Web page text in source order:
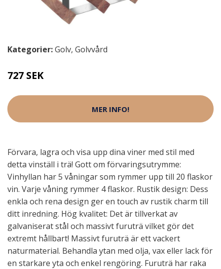
Kategorier:Golv, Golvvård
727 SEK
MER INFO!
Förvara, lagra och visa upp dina viner med stil med
detta vinställ i trä! Gott om förvaringsutrymme:
Vinhyllan har 5 våningar som rymmer upp till 20 flaskor
vin. Varje våning rymmer 4 flaskor. Rustik design: Dess
enkla och rena design ger en touch av rustik charm till
ditt inredning. Hög kvalitet: Det är tillverkat av
galvaniserat stål och massivt furuträ vilket gör det
extremt hållbart! Massivt furuträ är ett vackert
naturmaterial. Behandla ytan med olja, vax eller lack för
en starkare yta och enkel rengöring. Furuträ har raka